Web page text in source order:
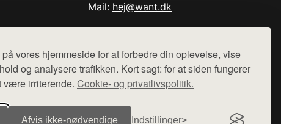
vores hjemmeside for at forbedre din oplevelse, vise
og analysere trafikken. Kort sagt: for at siden fungerer
være irriterende. Cookie- og privatlivspolitik.
Afvis ikke‑nødvendige Indstillinger
Mail: hej@want.dk
sælges ikke varer fra denne side - vi henviser til de shops,